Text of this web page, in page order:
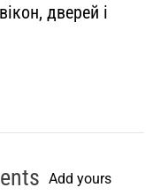
дверей і
Add yours